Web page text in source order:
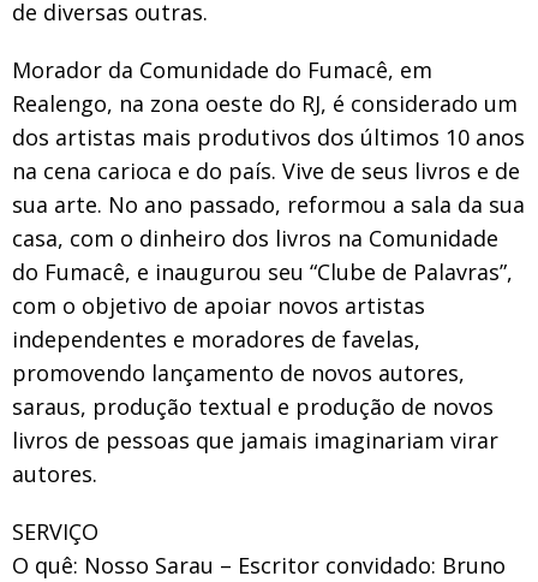
de diversas outras.
Morador da Comunidade do Fumacê, em
Realengo, na zona oeste do RJ, é considerado um
dos artistas mais produtivos dos últimos 10 anos
na cena carioca e do país. Vive de seus livros e de
sua arte. No ano passado, reformou a sala da sua
casa, com o dinheiro dos livros na Comunidade
do Fumacê, e inaugurou seu “Clube de Palavras”,
com o objetivo de apoiar novos artistas
independentes e moradores de favelas,
promovendo lançamento de novos autores,
saraus, produção textual e produção de novos
livros de pessoas que jamais imaginariam virar
autores.
SERVIÇO
O quê: Nosso Sarau – Escritor convidado: Bruno